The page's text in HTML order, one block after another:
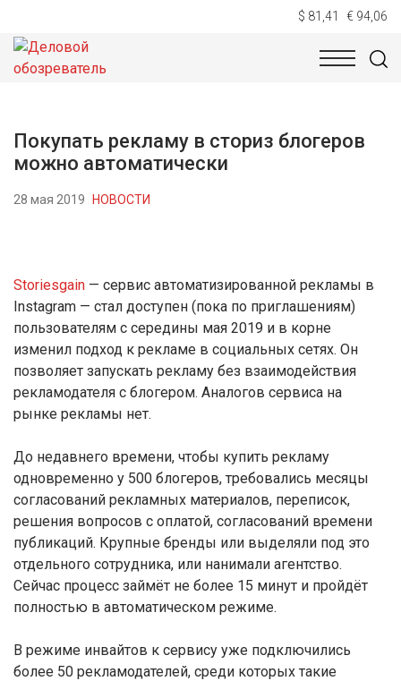
$ 81,41 € 94,06
НОВОСТИ
Покупать рекламу в сториз блогеров
можно автоматически
28 мая 2019 НОВОСТИ
Storiesgain — сервис автоматизированной рекламы в
Instagram — стал доступен (пока по приглашениям)
пользователям с середины мая 2019 и в корне
изменил подход к рекламе в социальных сетях. Он
позволяет запускать рекламу без взаимодействия
рекламодателя с блогером. Аналогов сервиса на
рынке рекламы нет.
До недавнего времени, чтобы купить рекламу
одновременно у 500 блогеров, требовались месяцы
согласований рекламных материалов, переписок,
решения вопросов с оплатой, согласований времени
публикаций. Крупные бренды или выделяли под это
отдельного сотрудника, или нанимали агентство.
Сейчас процесс займёт не более 15 минут и пройдёт
полностью в автоматическом режиме.
В режиме инвайтов к сервису уже подключились
более 50 рекламодателей, среди которых такие